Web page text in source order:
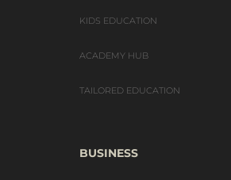
KIDS EDUCATION
ACADEMY HUB
TAILORED EDUCATION
BUSINESS